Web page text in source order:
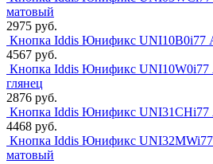
матовый
2975 руб.
Кнопка Iddis Юнификс UNI10B0i77
4567 руб.
Кнопка Iddis Юнификс UNI10W0i77
глянец
2876 руб.
Кнопка Iddis Юнификс UNI31CHi77
4468 руб.
Кнопка Iddis Юнификс
матовый